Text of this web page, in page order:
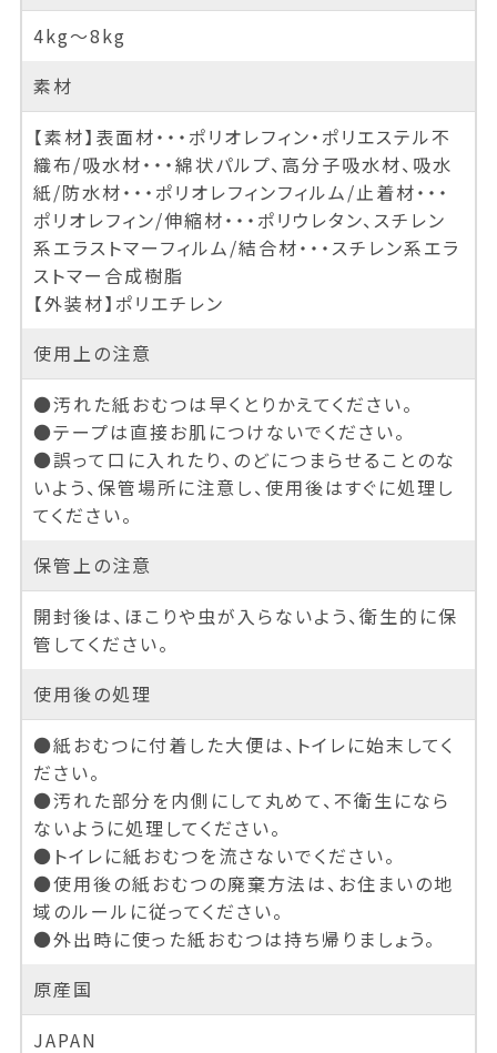
4kg～8kg
素材
【素材】表面材・・・ポリオレフィン・ポリエステル不
織布/吸水材・・・綿状パルプ、高分子吸水材、吸水
紙/防水材・・・ポリオレフィンフィルム/止着材・・・
ポリオレフィン/伸縮材・・・ポリウレタン、スチレン
系エラストマーフィルム/結合材・・・スチレン系エラ
ストマー合成樹脂
【外装材】ポリエチレン
使用上の注意
●汚れた紙おむつは早くとりかえてください。
●テープは直接お肌につけないでください。
●誤って口に入れたり、のどにつまらせることのな
いよう、保管場所に注意し、使用後はすぐに処理し
てください。
保管上の注意
開封後は、ほこりや虫が入らないよう、衛生的に保
管してください。
使用後の処理
●紙おむつに付着した大便は、トイレに始末してく
ださい。
●汚れた部分を内側にして丸めて、不衛生になら
ないように処理してください。
●トイレに紙おむつを流さないでください。
●使用後の紙おむつの廃棄方法は、お住まいの地
域のルールに従ってください。
●外出時に使った紙おむつは持ち帰りましょう。
原産国
JAPAN